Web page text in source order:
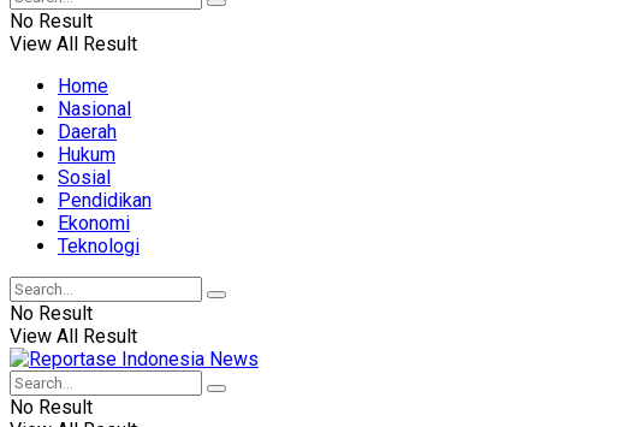
No Result
View All Result
Home
Nasional
Daerah
Hukum
Sosial
Pendidikan
Ekonomi
Teknologi
No Result
View All Result
No Result